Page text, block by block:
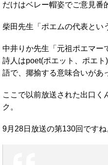
だけはベレー帽姿でご意見番
柴田先生「ポエムの代表とい
中井りか先生「元祖ポエマー
詩人はpoet(ポエット、ポエ
語で、揶揄する意味合いがあ
ここで以前放送された出口く
ク。
9月28日放送の第130回ですね